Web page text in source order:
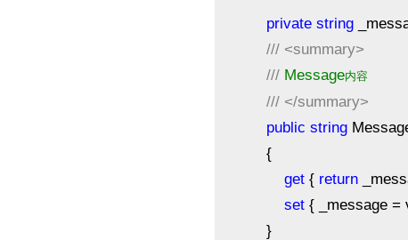
private string
/// <summary>
///Message内容
/// </summary>
public string
{
get{ return
set{ _message =
}